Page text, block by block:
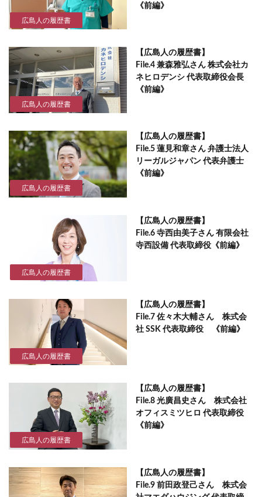
広島人の履歴書
《前編》
広島人の履歴書
【広島人の履歴書】
File.4 兼森雅弘さん 株式会社カ
ネヒロデンシ 代表取締役会長
《前編》
広島人の履歴書
【広島人の履歴書】
File.5 蓮見和章さん 弁護士法人
リーガルジャパン 代表弁護士
《前編》
広島人の履歴書
【広島人の履歴書】
File.6 寺西由美子さん 有限会社
寺西設備 代表取締役《前編》
広島人の履歴書
【広島人の履歴書】
File.7 佐々木大輔さん 株式会
社 SSK 代表取締役 《前編》
広島人の履歴書
【広島人の履歴書】
File.8 光廣昌史さん 株式会社
オフィスミツヒロ 代表取締役
《前編》
【広島人の履歴書】
File.9 前田政登己さん 株式会